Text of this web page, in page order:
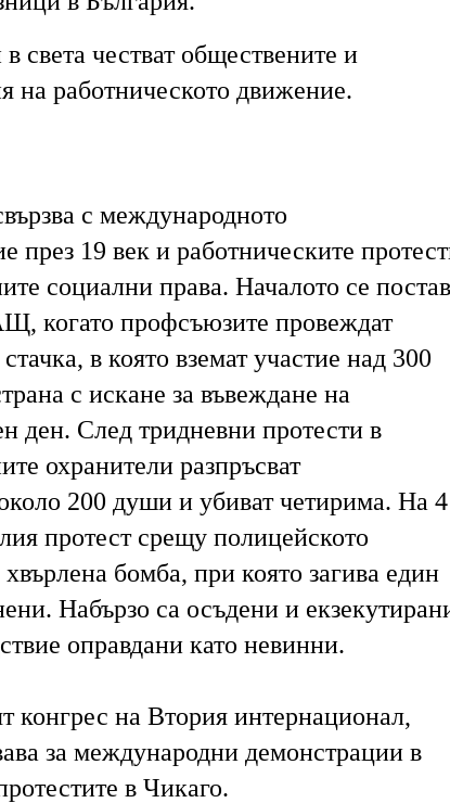
света честват обществените и
на работническото движение.
с международното
през 19 век и работническите
социални права. Началото се
когато профсъюзите провеждат
в която вземат участие над 300
с искане за въвеждане на
ден. След тридневни протести в
охранители разпръсват
200 души и убиват четирима. На 4
протест срещу полицейското
бомба, при която загива един
Набързо са осъдени и
оправдани като невинни.
конгрес на Втория интернационал,
за международни демонстрации в
в Чикаго.